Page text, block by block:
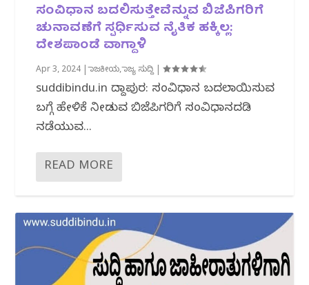
ಸಂವಿಧಾನ ಬದಲಿಸುತ್ತೇವೆನ್ನುವ ಬಿಜೆಪಿಗರಿಗೆ
ಚುನಾವಣೆಗೆ ಸ್ಪರ್ಧಿಸುವ ನೈತಿಕ ಹಕ್ಕಿಲ್ಲ:
ದೇಶಪಾಂಡೆ ವಾಗ್ದಾಳಿ
Apr 3, 2024 |ರಾಜಕೀಯ,ರಾಜ್ಯ ಸುದ್ದಿ|
suddibindu.in ಸಿದ್ದಾಪುರ: ಸಂವಿಧಾನ ಬದಲಾಯಿಸುವ
ಬಗ್ಗೆ ಹೇಳಿಕೆ ನೀಡುವ ಬಿಜೆಪಿಗರಿಗೆ ಸಂವಿಧಾನದಡಿ
ನಡೆಯುವ...
READ MORE